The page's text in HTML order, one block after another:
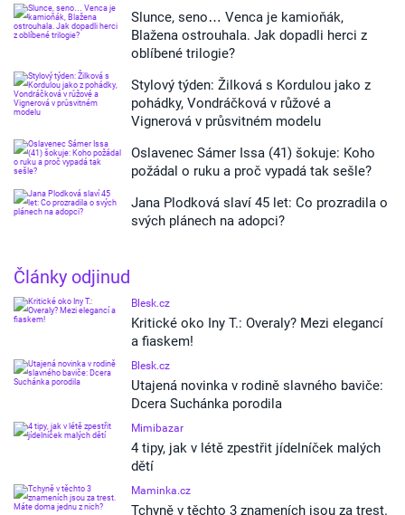
Slunce, seno… Venca je kamioňák,
Blažena ostrouhala. Jak dopadli herci z
oblíbené trilogie?
Stylový týden: Žilková s Kordulou jako z
pohádky, Vondráčková v růžové a
Vignerová v průsvitném modelu
Oslavenec Sámer Issa (41) šokuje: Koho
požádal o ruku a proč vypadá tak sešle?
Jana Plodková slaví 45 let: Co prozradila o
svých plánech na adopci?
Články odjinud
Blesk.cz
Kritické oko Iny T.: Overaly? Mezi elegancí
a fiaskem!
Blesk.cz
Utajená novinka v rodině slavného baviče:
Dcera Suchánka porodila
Mimibazar
4 tipy, jak v létě zpestřit jídelníček malých
dětí
Maminka.cz
Tchyně v těchto 3 znameních jsou za trest.